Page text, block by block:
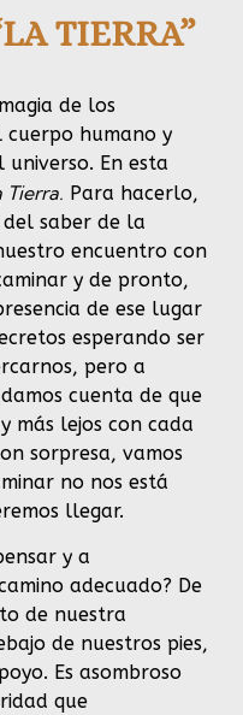
TIERRA”
de los
humano y
En esta
Tierra. Para hacerlo,
saber de la
encuentro con
y de pronto,
de ese lugar
esperando ser
pero a
cuenta de que
más lejos con cada
sorpresa, vamos
no nos está
llegar.
y a
adecuado? De
de nuestra
de nuestros pies,
Es asombroso
que